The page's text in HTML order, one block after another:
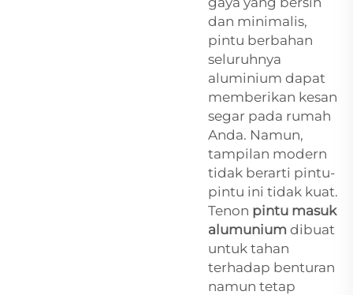
dan minimalis,
pintu berbahan
seluruhnya
aluminium dapat
memberikan kesan
segar pada rumah
Anda. Namun,
tampilan modern
tidak berarti pintu-
pintu ini tidak kuat.
Tenon pintu masuk
alumunium dibuat
untuk tahan
terhadap benturan
namun tetap